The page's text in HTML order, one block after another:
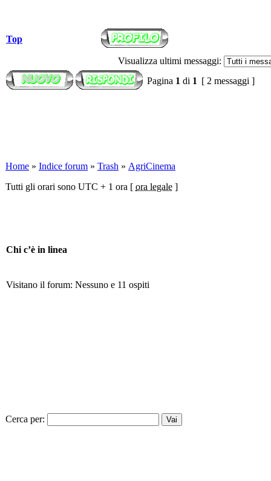
Top
Visualizza ultimi messaggi:
Pagina 1 di 1 [ 2 messaggi ]
Home » Indice forum » Trash » AgriCinema
Tutti gli orari sono UTC + 1 ora [ ora legale ]
Chi c’è in linea
Visitano il forum: Nessuno e 11 ospiti
Cerca per: